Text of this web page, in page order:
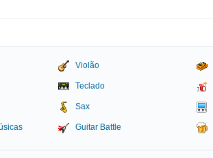
Violão
Teclado
Sax
Guitar Battle